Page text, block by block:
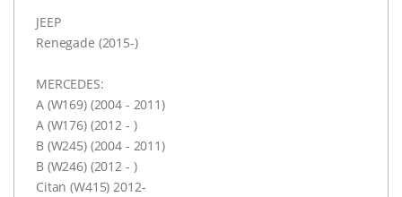
JEEP
Renegade (2015-)
MERCEDES:
A (W169) (2004 - 2011)
A (W176) (2012 - )
B (W245) (2004 - 2011)
B (W246) (2012 - )
Citan (W415) 2012-